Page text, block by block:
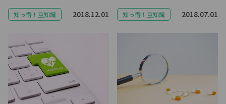
知っ得！豆知識 2018.12.01 知っ得！豆知識 2018.07.01